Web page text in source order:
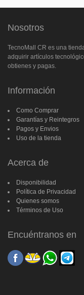
Nosotros
TecnoMall CR es una
adquirir artículos
obtienes y pagas.
Información
Como Comprar
Garantías y Reintegros
Pagos y Envios
Uso de la tienda
Acerca de
Disponibilidad
Política de Privacidad
Quienes somos
Términos de Uso
Encuéntranos en